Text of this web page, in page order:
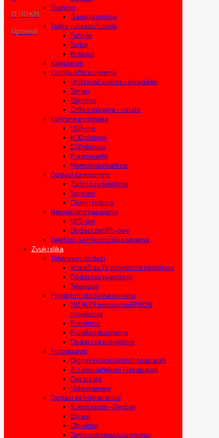
0,00 KM
Uporedi
Gaming
Gaming stolice
Torbe, ruksaci i futrole
Futrole
Torbe
Ruksaci
Kalkulatori
Ostala office oprema
Uništavač papira – shredderi
Trimeri
Giljotine
Office oprema – ostalo
Pohrana podataka
USB-ovi
HDD diskovi
SSD diskovi
Prazni mediji
Memorijske kartice
Dodaci za mobitele
Zaštita za telefone
Sprejevi
Okviri i torbice
Neprekidna napajanja
UPS-ovi
Dodaci za UPS-ove
Telefoni i konferencijska oprema
Zvuk i slika
Televizori i dodaci
Nosači za TV, projektore i monitore
Dodaci za televizore
Televizori
Projektori i dodatna oprema
MIT ALEX promocija EPSON
projektora
Projektori
Projekcijska platna
Dodaci za projektore
Fotoaparati
Digitalni kompaktni fotoaparati
Zrcalno refleksni fotoaparati
Bez zrcala
Videokamere
Dodaci za fotoaparate
Stabilizatori – Gimbali
Blicevi
Objektivi
Termosublimacijski printeri